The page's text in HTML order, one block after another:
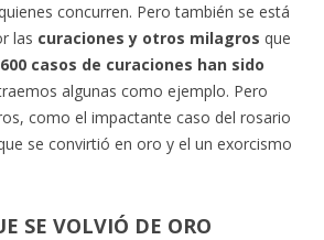
concurren. Pero también se está
las curaciones y otros milagros que
600 casos de curaciones han sido
algunas como ejemplo. Pero
como el impactante caso del rosario
se convirtió en oro y el un exorcismo
SE VOLVIÓ DE ORO